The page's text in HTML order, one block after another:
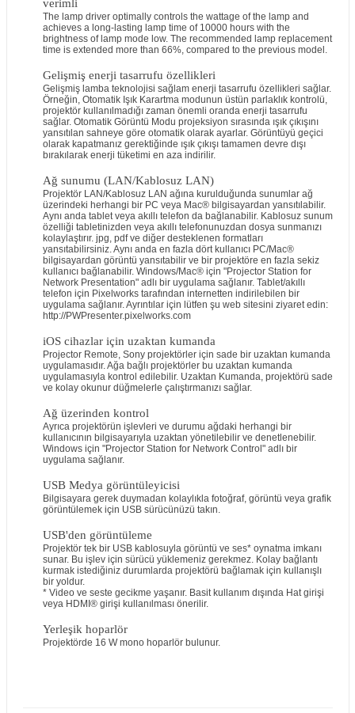
verimli
The lamp driver optimally controls the wattage of the lamp and
achieves a long-lasting lamp time of 10000 hours with the
brightness of lamp mode low. The recommended lamp replacement
time is extended more than 66%, compared to the previous model.
Gelişmiş enerji tasarrufu özellikleri
Gelişmiş lamba teknolojisi sağlam enerji tasarrufu özellikleri sağlar.
Örneğin, Otomatik Işık Karartma modunun üstün parlaklık kontrolü,
projektör kullanılmadığı zaman önemli oranda enerji tasarrufu
sağlar. Otomatik Görüntü Modu projeksiyon sırasında ışık çıkışını
yansıtılan sahneye göre otomatik olarak ayarlar. Görüntüyü geçici
olarak kapatmanız gerektiğinde ışık çıkışı tamamen devre dışı
bırakılarak enerji tüketimi en aza indirilir.
Ağ sunumu (LAN/Kablosuz LAN)
Projektör LAN/Kablosuz LAN ağına kurulduğunda sunumlar ağ
üzerindeki herhangi bir PC veya Mac® bilgisayardan yansıtılabilir.
Aynı anda tablet veya akıllı telefon da bağlanabilir. Kablosuz sunum
özelliği tabletinizden veya akıllı telefonunuzdan dosya sunmanızı
kolaylaştırır. jpg, pdf ve diğer desteklenen formatları
yansıtabilirsiniz. Aynı anda en fazla dört kullanıcı PC/Mac®
bilgisayardan görüntü yansıtabilir ve bir projektöre en fazla sekiz
kullanıcı bağlanabilir. Windows/Mac® için "Projector Station for
Network Presentation" adlı bir uygulama sağlanır. Tablet/akıllı
telefon için Pixelworks tarafından internetten indirilebilen bir
uygulama sağlanır. Ayrıntılar için lütfen şu web sitesini ziyaret edin:
http://PWPresenter.pixelworks.com
iOS cihazlar için uzaktan kumanda
Projector Remote, Sony projektörler için sade bir uzaktan kumanda
uygulamasıdır. Ağa bağlı projektörler bu uzaktan kumanda
uygulamasıyla kontrol edilebilir. Uzaktan Kumanda, projektörü sade
ve kolay okunur düğmelerle çalıştırmanızı sağlar.
Ağ üzerinden kontrol
Ayrıca projektörün işlevleri ve durumu ağdaki herhangi bir
kullanıcının bilgisayarıyla uzaktan yönetilebilir ve denetlenebilir.
Windows için "Projector Station for Network Control" adlı bir
uygulama sağlanır.
USB Medya görüntüleyicisi
Bilgisayara gerek duymadan kolaylıkla fotoğraf, görüntü veya grafik
görüntülemek için USB sürücünüzü takın.
USB'den görüntüleme
Projektör tek bir USB kablosuyla görüntü ve ses* oynatma imkanı
sunar. Bu işlev için sürücü yüklemeniz gerekmez. Kolay bağlantı
kurmak istediğiniz durumlarda projektörü bağlamak için kullanışlı
bir yoldur.
* Video ve seste gecikme yaşanır. Basit kullanım dışında Hat girişi
veya HDMI® girişi kullanılması önerilir.
Yerleşik hoparlör
Projektörde 16 W mono hoparlör bulunur.